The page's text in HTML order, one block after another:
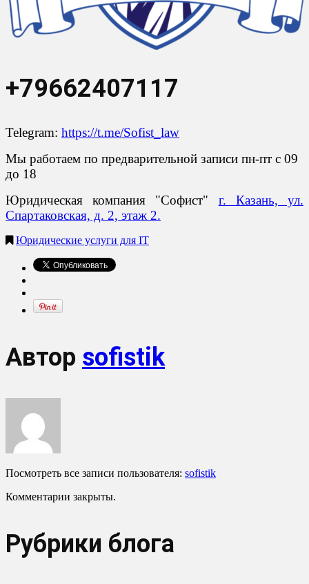
+79662407117
Telegram: https://t.me/Sofist_law
Мы работаем по предварительной записи пн-пт с 09
до 18
Юридическая компания "Софист" г. Казань, ул.
Спартаковская, д. 2, этаж 2.
Юридические услуги для IT
Автор sofistik
Посмотреть все записи пользователя: sofistik
Комментарии закрыты.
Рубрики блога